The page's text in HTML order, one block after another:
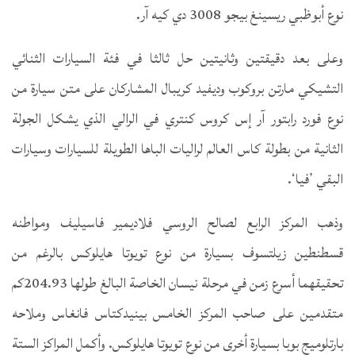
نوع أبوظبي ريسينغ بيجو 3008 دي كيه آر.
وعلى بعد دقيقتين وثانيتين حل ثالثا في فئة السيارات الثنائي
التشيكي مارتن بروكوب وديفيد كريبال المشاركان على متن سيارة من
نوع فورد رابتور آر إس كروس كنتري في الرالي الذي يشكل الجولة
الثانية من بطولة كاس العالم لراليات الباها الطويلة للسيارات وسيارات
البقي ’فيا‘.
وذهب المركز الرابع لصالح الروسي فلاديمير فاسيليف ومواطنه
قسطنطين زيلتسوف بسيارة من نوع تويوتا هايلوكس بالرغم من
تحقيقهما أسرع زمن في مرحلة نيسان الخاصة البالغ طولها 204.93كم
متقدمين على صاحب المركز الخامس بينيدكتاس فانغاس وملاحه
بارتلوميج بوبا بسيارة أخرى من نوع تويوتا هايلوكس. وأكمل المراكز الستة